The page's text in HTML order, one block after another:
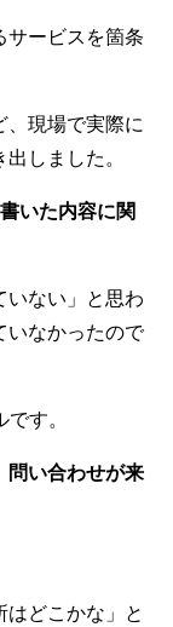
サービスを箇条
現場で実際に
しました。
書いた内容に関
いない」と思わ
いなかったので
す。
問い合わせが来
どこかな」と